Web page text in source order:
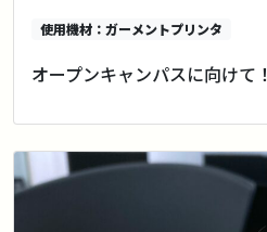
使用機材：ガーメントプリンタ
オープンキャンパスに向けて！